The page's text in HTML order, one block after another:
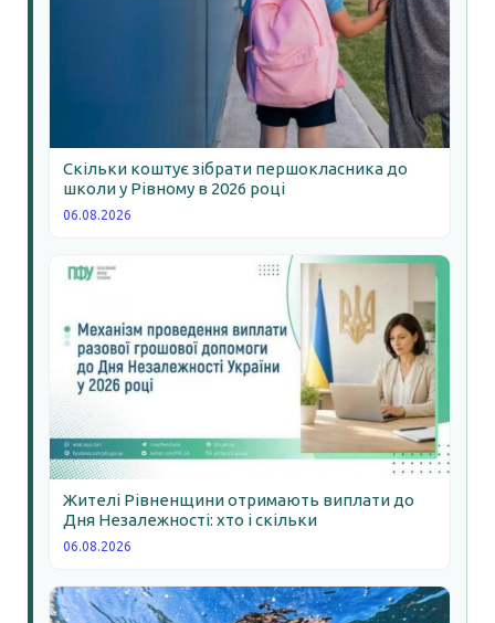
Скільки коштує зібрати першокласника до
школи у Рівному в 2026 році
06.08.2026
Жителі Рівненщини отримають виплати до
Дня Незалежності: хто і скільки
06.08.2026